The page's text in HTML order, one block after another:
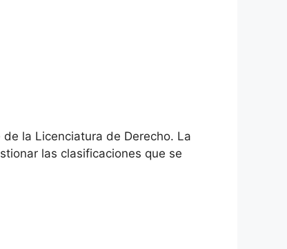
de la Licenciatura de Derecho. La
las clasificaciones que se